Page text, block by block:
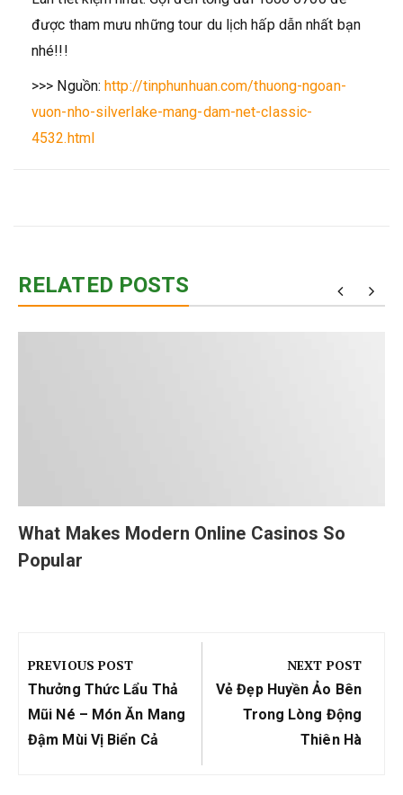
được tham mưu những tour du lịch hấp dẫn nhất bạn
nhé!!!
>>> Nguồn:http://tinphunhuan.com/thuong-ngoan-
vuon-nho-silverlake-mang-dam-net-classic-
4532.html
RELATED POSTS
What Makes Modern Online Casinos So
Popular
hướng
bài
viết
PREVIOUS POST
Previous
Post:
Thưởng Thức Lẩu Thả
Mũi Né – Món Ăn Mang
Đậm Mùi Vị Biển Cả
NEXT POST
Next
Post:
Vẻ Đẹp Huyền Ảo Bên
Trong Lòng Động
Thiên Hà